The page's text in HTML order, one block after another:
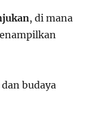
, di mana
budaya